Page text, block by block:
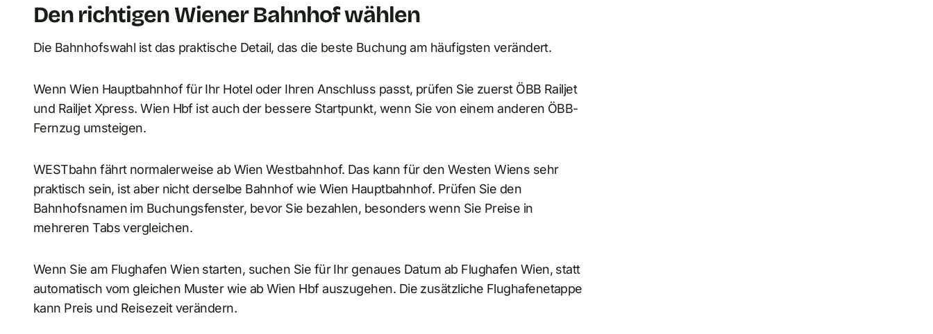
Den richtigen Wiener Bahnhof wählen
Die Bahnhofswahl ist das praktische Detail, das die beste Buchung am häufigsten verändert.
Wenn Wien Hauptbahnhof für Ihr Hotel oder Ihren Anschluss passt, prüfen Sie zuerst ÖBB Railjet
und Railjet Xpress. Wien Hbf ist auch der bessere Startpunkt, wenn Sie von einem anderen ÖBB-
Fernzug umsteigen.
WESTbahn fährt normalerweise ab Wien Westbahnhof. Das kann für den Westen Wiens sehr
praktisch sein, ist aber nicht derselbe Bahnhof wie Wien Hauptbahnhof. Prüfen Sie den
Bahnhofsnamen im Buchungsfenster, bevor Sie bezahlen, besonders wenn Sie Preise in
mehreren Tabs vergleichen.
Wenn Sie am Flughafen Wien starten, suchen Sie für Ihr genaues Datum ab Flughafen Wien, statt
automatisch vom gleichen Muster wie ab Wien Hbf auszugehen. Die zusätzliche Flughafenetappe
kann Preis und Reisezeit verändern.